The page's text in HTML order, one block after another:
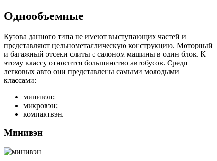
Однообъемные
Кузова данного типа не имеют выступающих частей и
представляют цельнометаллическую конструкцию. Моторный
и багажный отсеки слиты с салоном машины в один блок. К
этому классу относится большинство автобусов. Среди
легковых авто они представлены самыми молодыми
классами:
минивэн;
микровэн;
компактвэн.
Минивэн